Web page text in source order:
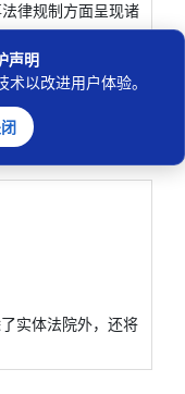
律规制方面呈现诸
1903号）
实体法院外，还将
声明
以改进用户体验。